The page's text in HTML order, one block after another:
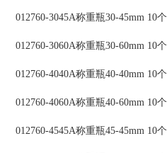
012760-3045A称重瓶30-45mm 10个
012760-3060A称重瓶30-60mm 10个
012760-4040A称重瓶40-40mm 10个
012760-4060A称重瓶40-60mm 10个
012760-4545A称重瓶45-45mm 10个